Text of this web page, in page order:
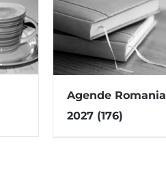
Agende Romania
2027 (176)